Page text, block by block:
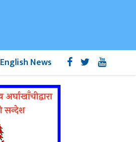
English News